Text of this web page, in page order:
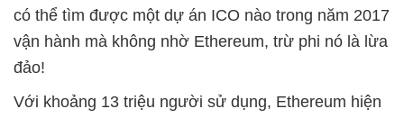
có thể tìm được một dự án ICO nào trong năm 2017
vận hành mà không nhờ Ethereum, trừ phi nó là lừa
đảo!
Với khoảng 13 triệu người sử dụng, Ethereum hiện